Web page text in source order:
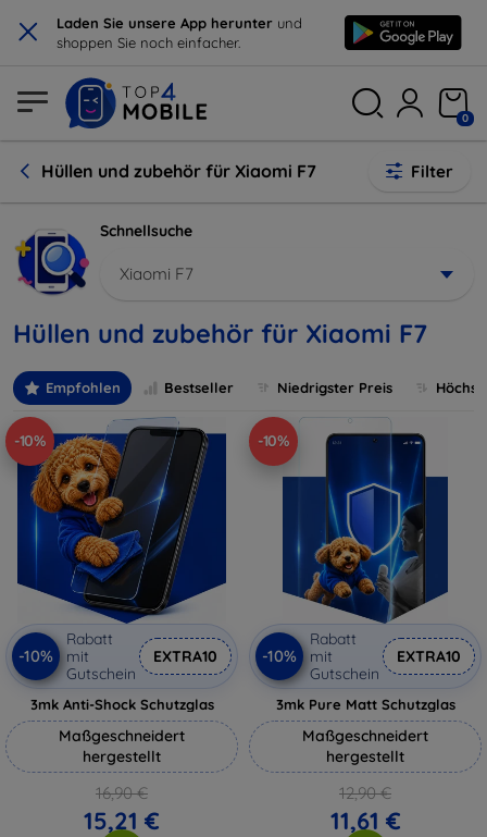
× Laden Sie unsere App herunter und
shoppen Sie noch einfacher.
0
Hüllen und zubehör für Xiaomi F7 Filter
Schnellsuche
Xiaomi F7
Hüllen und zubehör für Xiaomi F7
Empfohlen Bestseller Niedrigster Preis
-10%
-10%
Rabatt
mit
Gutschein
EXTRA10
3mk Anti-Shock Schutzglas
Maßgeschneidert
hergestellt
16,90 €
15,21 €
-10%
-10%
Rabatt
mit
Gutschein
EXTRA10
3mk Pure Matt Schutzglas
Maßgeschneidert
hergestellt
12,90 €
11,61 €